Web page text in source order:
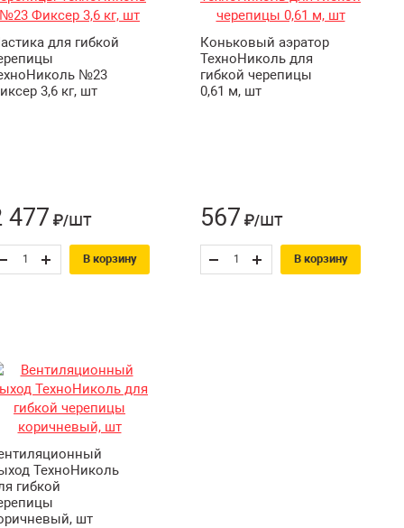
для гибкой
№23
3,6 кг, шт
477 ₽/шт
В корзину
Коньковый аэратор
ТехноНиколь для
гибкой черепицы
0,61 м, шт
567 ₽/шт
В корзину
ТехноНиколь
гибкой
шт